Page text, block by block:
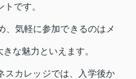
です。
、気軽に参加できるのはメ
な魅力といえます。
スカレッジでは、入学後か